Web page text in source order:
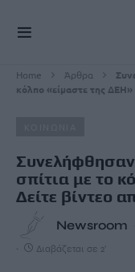
Home Άρθρα
κόλπο «είμαστε της ΔΕΗ»
σπίτια με το
Δείτε βίντεο
Newsroom
Διαβάζεται σε 2'